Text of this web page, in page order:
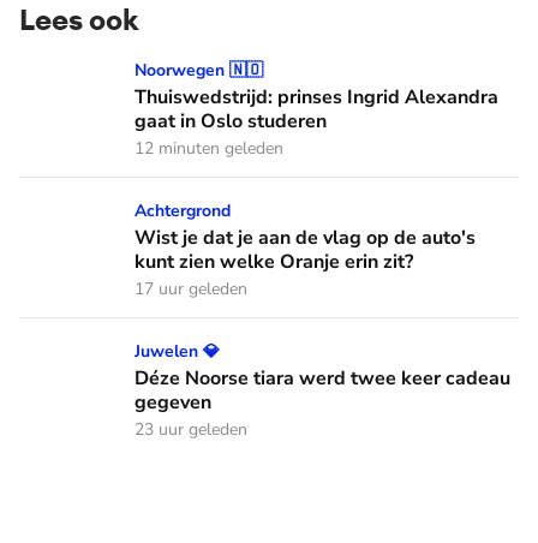
Lees ook
Thuiswedstrijd: prinses Ingrid Alexandra gaat in Oslo
Noorwegen 🇳🇴
Thuiswedstrijd: prinses Ingrid Alexandra
gaat in Oslo studeren
12 minuten geleden
Wist je dat je aan de vlag op de auto's kunt zien welke
Achtergrond
Wist je dat je aan de vlag op de auto's
kunt zien welke Oranje erin zit?
17 uur geleden
Déze Noorse tiara werd twee keer cadeau gegeven
Juwelen 💎
Déze Noorse tiara werd twee keer cadeau
gegeven
23 uur geleden